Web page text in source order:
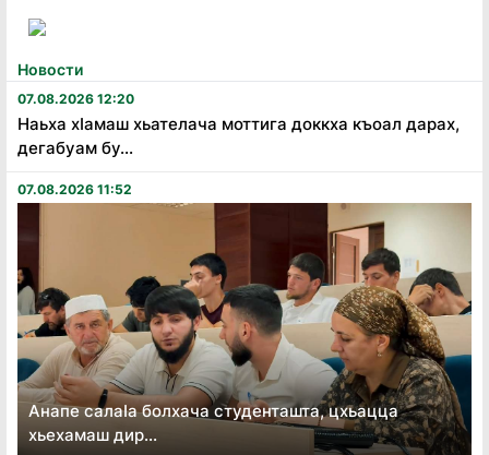
Новости
07.08.2026 12:20
Наьха хӏамаш хьателача моттига доккха къоал дарах,
дегабуам бу...
07.08.2026 11:52
Анапе салаӏа болхача студенташта, цхьацца
хьехамаш дир...